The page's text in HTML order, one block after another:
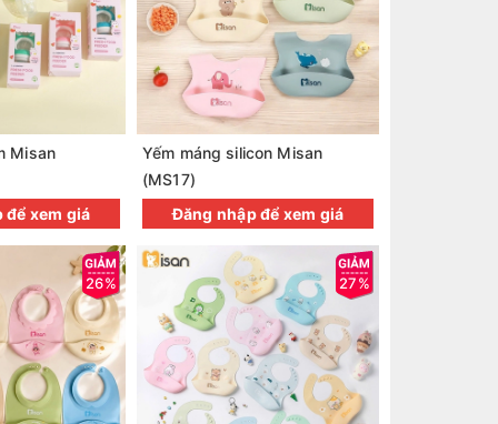
Misan
để xem giá
26%
Yếm máng silicon Misan
(MS17)
Đăng nhập để xem giá
27%